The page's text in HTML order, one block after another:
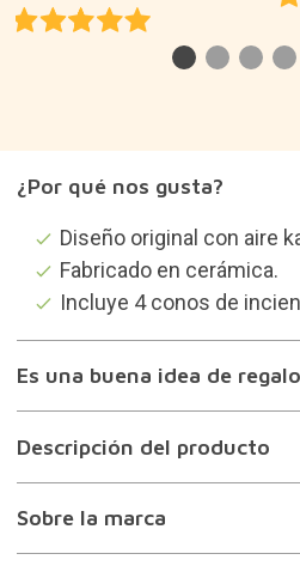
¿Por qué nos gusta?
Diseño original con aire
Fabricado en cerámica.
Incluye 4 conos de
Es una buena idea de
Descripción del producto
Sobre la marca